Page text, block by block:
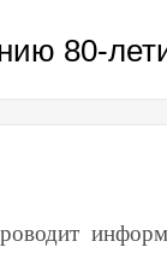
80-